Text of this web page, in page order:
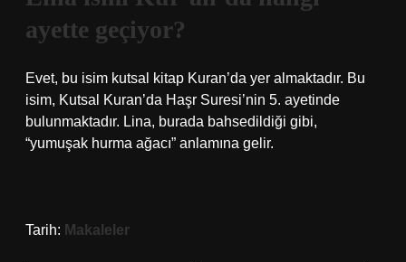
ayette geçiyor?
Evet, bu isim kutsal kitap Kuran’da yer almaktadır. Bu
isim, Kutsal Kuran’da Haşr Suresi’nin 5. ayetinde
bulunmaktadır. Lina, burada bahsedildiği gibi,
“yumuşak hurma ağacı” anlamına gelir.
Tarih: Makaleler